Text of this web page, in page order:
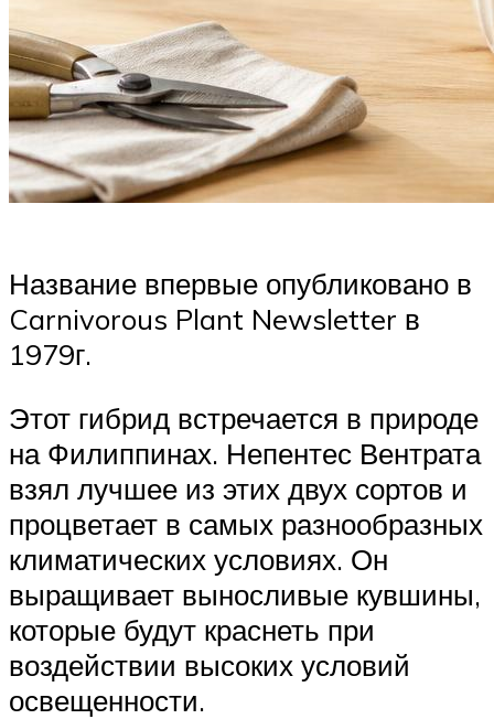
Название впервые опубликовано в
Carnivorous Plant Newsletter в
1979г.
Этот гибрид встречается в природе
на Филиппинах. Непентес Вентрата
взял лучшее из этих двух сортов и
процветает в самых разнообразных
климатических условиях. Он
выращивает выносливые кувшины,
которые будут краснеть при
воздействии высоких условий
освещенности.